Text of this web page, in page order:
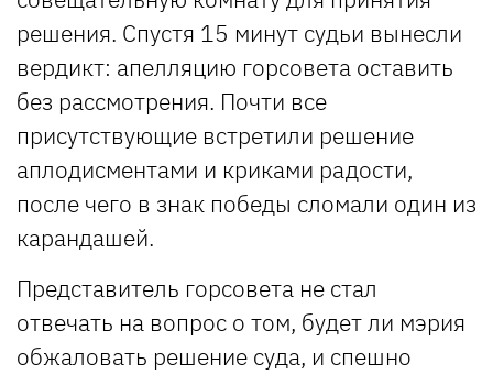
решения. Спустя 15 минут судьи вынесли
вердикт: апелляцию горсовета оставить
без рассмотрения. Почти все
присутствующие встретили решение
аплодисментами и криками радости,
после чего в знак победы сломали один из
карандашей.
Представитель горсовета не стал
отвечать на вопрос о том, будет ли мэрия
обжаловать решение суда, и спешно